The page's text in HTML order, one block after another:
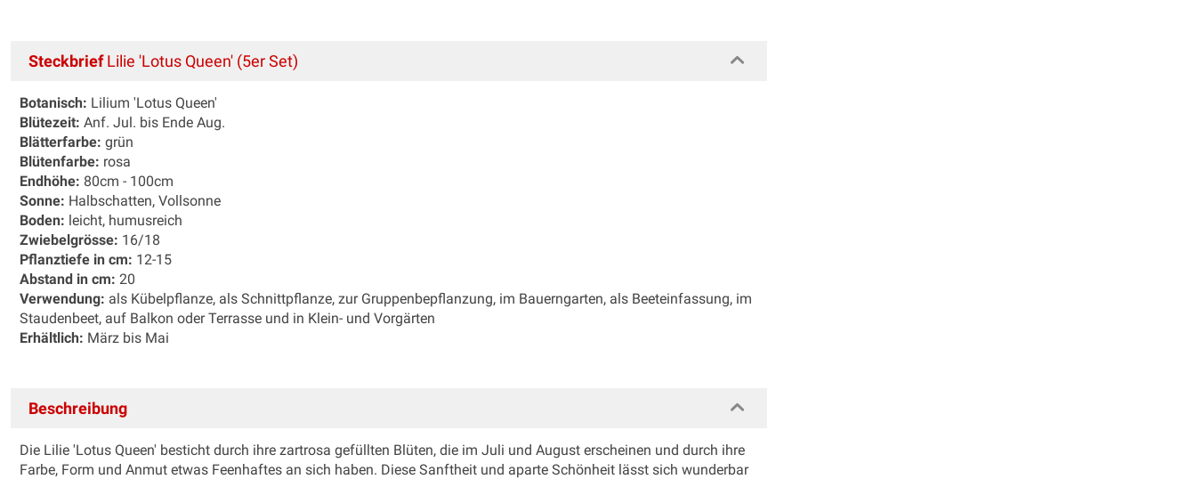
SteckbriefLilie 'Lotus Queen' (5er Set)
Botanisch: Lilium 'Lotus Queen'
Blütezeit: Anf. Jul. bis Ende Aug.
Blätterfarbe: grün
Blütenfarbe: rosa
Endhöhe: 80cm - 100cm
Sonne: Halbschatten, Vollsonne
Boden: leicht, humusreich
Zwiebelgrösse: 16/18
Pflanztiefe in cm: 12-15
Abstand in cm: 20
Verwendung: als Kübelpflanze, als Schnittpflanze, zur Gruppenbepflanzung, im Bauerngarten, als Beeteinfassung, im
Staudenbeet, auf Balkon oder Terrasse und in Klein- und Vorgärten
Erhältlich: März bis Mai
Beschreibung
Die Lilie 'Lotus Queen' besticht durch ihre zartrosa gefüllten Blüten, die im Juli und August erscheinen und durch ihre
Farbe, Form und Anmut etwas Feenhaftes an sich haben. Diese Sanftheit und aparte Schönheit lässt sich wunderbar